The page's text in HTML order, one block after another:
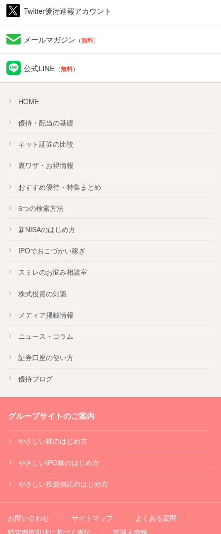
Twitter優待速報アカウント
メールマガジン （無料）
公式LINE （無料）
HOME
優待・配当の基礎
ネット証券の比較
裏ワザ・お得情報
おすすめ優待・ 特集まとめ
6つの検索方法
新NISAのはじめ方
IPOでおこづかい稼ぎ
スミレのお悩み相談室
株式投資の知識
メディア掲載情報
ニュース・コラム
証券口座の使い方
優待ブログ
グループサイトのご案内
やさしい株のはじめ方
やさしいIPO株のはじめ方
やさしい投資信託のはじめ方
お問い合わせ サイトマップ
よくある質問